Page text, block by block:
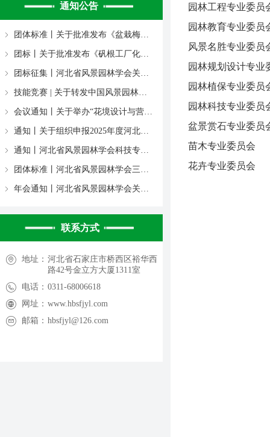
园林工程专业委员
园林教育专业委员
风景名胜专业委员
园林规划设计专业
园林植保专业委员
园林科技专业委员
盆景赏石专业委员
苗木专业委员会
花卉专业委员会
ꁇ 团体标准丨关于批准发布《盆栽梅花花期调控与养护技术规程》等四项团体标准的通知
ꁇ 团标丨关于批准发布《矾根工厂化育苗生产技术规程》等两项团体标准的通知
ꁇ 团标征集丨河北省风景园林学会关于2026年度团体标准征集工作的通知
ꁇ 技能竞赛 | 关于转发中国风景园林学会2026年“原野杯”全国园林绿化职业技能竞赛【补充通知】
ꁇ 会议通知丨关于举办“花境设计与营造研讨会”的通知
ꁇ 通知丨关于组织申报2025年度河北省建设科技计划项目的通知
ꁇ 通知丨河北省风景园林学会科技专业委员会关于2025年度团体标准征集工作的通知
ꁇ 团体标准丨河北省风景园林学会三项团体标准自2025年正式实施
ꁇ 年会通知丨河北省风景园林学会关于召开第五届三次理事会暨2024年会的通知
联系方式
地址： 河北省石家庄市桥西区裕华西
路42号金立方大厦1311室
电话： 0311-68006618
网址： www.hbsfjyl.com
邮箱： hbsfjyl@126.com
通知公告